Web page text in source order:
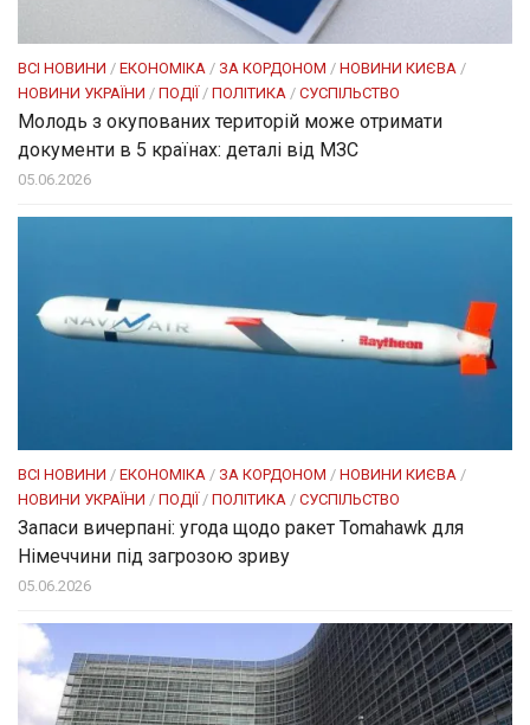
ВСІ НОВИНИ / ЕКОНОМІКА / ЗА КОРДОНОМ / НОВИНИ КИЄВА /
НОВИНИ УКРАЇНИ / ПОДІЇ / ПОЛІТИКА / СУСПІЛЬСТВО
Молодь з окупованих територій може отримати
документи в 5 країнах: деталі від МЗС
05.06.2026
ВСІ НОВИНИ / ЕКОНОМІКА / ЗА КОРДОНОМ / НОВИНИ КИЄВА /
НОВИНИ УКРАЇНИ / ПОДІЇ/ ПОЛІТИКА / СУСПІЛЬСТВО
Запаси вичерпані: угода щодо ракет Tomahawk для
Німеччини під загрозою зриву
05.06.2026